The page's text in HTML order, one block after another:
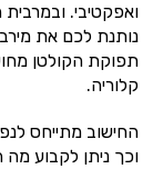
ואפקטיבי.
נותנת לכם את מירב
תפוקת הקולטן
קלוריה.
החישוב מתייחס
וכך ניתן לקבוע